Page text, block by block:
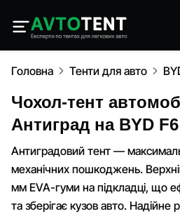
Головна Тенти для авто
Чохол-тент
Антиград на BYD
Антиградовий тент —
механічних пошкоджень.
мм EVA-гуми на підкладці, що
та зберігає кузов авто. Надійне